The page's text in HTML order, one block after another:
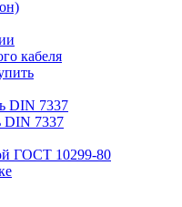
кабеля
DIN 7337
DIN 7337
ГОСТ 10299-80